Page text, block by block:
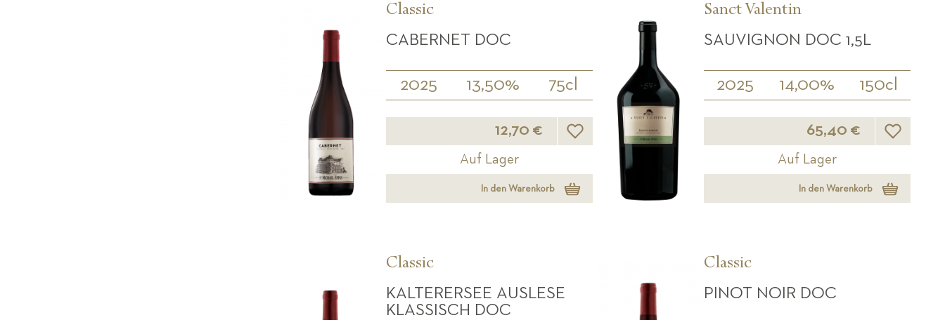
Classic
CABERNET DOC
2025 13,50% 75cl
12,70 € Wunschliste
Auf Lager
In den Warenkorb
Sanct Valentin
SAUVIGNON DOC 1,5L
2025 14,00% 150cl
65,40 € Wunschliste
Auf Lager
In den Warenkorb
Classic
KALTERERSEE AUSLESE
KLASSISCH DOC
Classic
PINOT NOIR DOC